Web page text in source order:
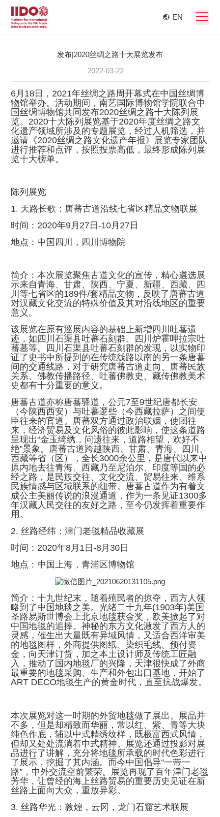
EN
发布|​2020丝绸之路十大展览发布
2022-03-22
6月18日，2021年丝绸之路周开幕式在中国丝绸博
物馆举办。活动期间，南艺国际博物馆学院联合中
国丝绸博物馆共同发布2020丝绸之路十大陈列展
览。2020十大陈列展览基于2020年度丝绸之路文
化遗产领域所涉及的专题展览，经过人机筛选，并
邀请《2020丝绸之路文化遗产年报》展览专家团队
进行推荐和点评，按照投票高低，最终形成陈列展
览十大榜单。
陈列展览
1. 天路长歌：唐蕃古道沿线七省区精品文物联展
时间：2020年9月27日-10月27日
地点：中国四川，四川博物院
简介：本次展览聚焦古道文化的宣传，精心遴选展
示来自青海、甘肃、陕西、宁夏、新疆、西藏、四
川等七省区的189件/套精品文物，反映了唐蕃古道
对汉藏文化交流的特殊价值及其对沿线地区的重要
意义。
该展览在原有巡展内容的基础上新增四川吐蕃遗
迹，如四川石渠县吐蕃石刻群、四川炉霍呷拉宗吐
蕃墓等。四川石渠县吐蕃石刻群的发现，以实物印
证了史书中所提到的在传统线路以南的另一条唐蕃
间的交通线路，对于研究唐蕃古道走向、唐蕃民族
关系、佛教传播路径、吐蕃佛教史、藏传佛教美术
史都有十分重要的意义。
唐蕃古道亦称唐蕃驿道，公元7至9世纪唐都长安
（今陕西西安）与吐蕃逻些（今西藏拉萨）之间使
臣往来的官道。唐蕃双方通过政治联姻，使团往
来，经济贸易及文化风俗的彼此影响，使这条道路
呈现出“金玉绮绣，问遗往来，道路相望，欢好不
绝”景象。唐蕃古道跨越陕西、甘肃、青海、四川、
西藏等省（区），全长3000余公里，是唐代以来中
原内地去往青海、西藏乃至尼泊尔、印度等国的必
经之路，是民族交往、文化交流、贸易往来、维系
民族情感与区域联系的纽带。唐蕃古道作为有着文
成公主美丽传说的浪漫通道，作为一条见证1300多
年汉藏人民交往的友好之路，至今仍发挥着重要作
用。
2. 丝路经纬：津门老毯精品收藏展
时间：2020年8月1日-8月30日
地点：中国上海，青浦区博物馆
简介：十九世纪末，随着殖民者的掠夺，西方人领
略到了中国地毯之美。光绪二十九年(1903年)美国
圣路易斯世博会上北京地毯获金奖，欧美掀起了对
中国地毯的追捧。神秘的东方文化激发了西方人的
灵感，催生出大量既有异域风情，又适合西洋审美
的地毯图样，外商提供图纸、染织毛线、预付资
金，向天津订货，加之本土设计师及传统工匠融
入，推动了国内地毯厂的兴隆，天津很快成了外商
最重要的地毯采购、生产和外包出口基地，开始了
ART DECO地毯生产的黄金时代，直至抗战爆发。
本次展览对这一时期的外贸地毯做了展出。展品并
不多，但是却精致而华丽，常以红、紫、青等大块
纯色作底，辅以中式精绣纹样，既极富西式风情，
但却又处处流淌着中式精神。展览还通过投影对展
品进行了讲解，充分将地毯所承载的时代色彩进行
了展示，挖掘了其内涵。而今中国倡导“一带一
路”，中外交流空前繁荣。展览再现了百年津门老毯
芳华，让曾经的海上丝路贸易的重要历史见证在新
丝路上面向大众，重放异彩。
3. 丝路华光：敦煌，云冈，龙门石窟艺术联展